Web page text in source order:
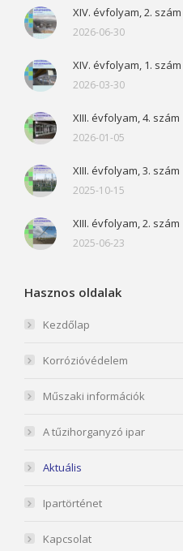
XIV. évfolyam, 2. szám
2026-06-30
XIV. évfolyam, 1. szám
2026-03-30
XIII. évfolyam, 4. szám
2026-01-05
XIII. évfolyam, 3. szám
2025-10-15
XIII. évfolyam, 2. szám
2025-06-23
Hasznos oldalak
Kezdőlap
Korrózióvédelem
Műszaki információk
A tűzihorganyzó ipar
Aktuális
Ipartörténet
Kapcsolat